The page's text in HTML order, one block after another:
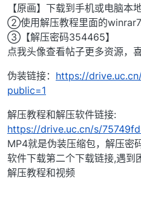
【原画】下载到手机或电脑本
②使用解压教程里面的
③【解压密码354465】
点我头像查看帖子更多资源，
伪装链接： https://
public=1
解压教程和解压软件链接:
https://drive.uc.cn/s/
MP4就是伪装压缩包，解压密
软件下载第二个下载链接,遇到
解压教程和视频